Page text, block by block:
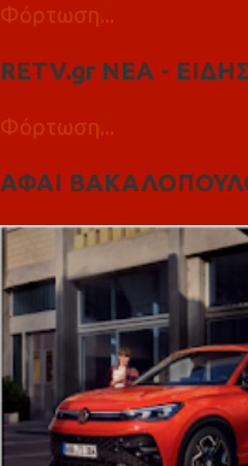
Φόρτωση...
RETV.gr ΝΕΑ -
Φόρτωση...
ΑΦΑΙ